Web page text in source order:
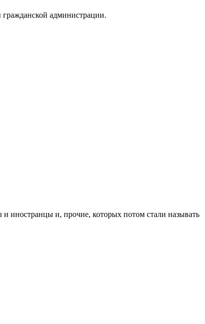
гражданской администрации.
иностранцы и, прочие, которых потом стали называть